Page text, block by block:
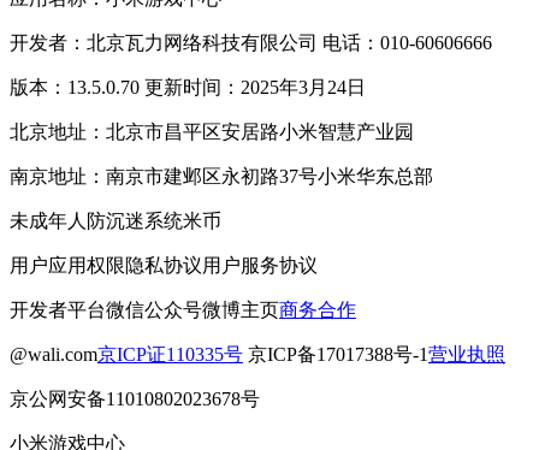
开发者：北京瓦力网络科技有限公司 电话：010-60606666
版本：13.5.0.70 更新时间：2025年3月24日
北京地址：北京市昌平区安居路小米智慧产业园
南京地址：南京市建邺区永初路37号小米华东总部
未成年人防沉迷系统米币
用户应用权限隐私协议用户服务协议
开发者平台微信公众号微博主页商务合作
@wali.com京ICP证110335号 京ICP备17017388号-1营业执照
京公网安备11010802023678号
小米游戏中心